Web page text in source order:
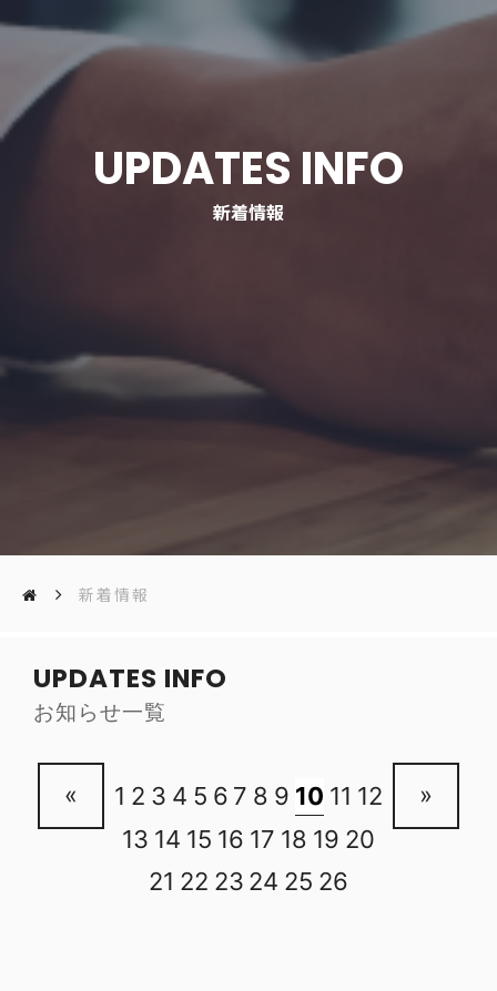
UPDATES INFO
新着情報
新着情報
UPDATES INFO
お知らせ一覧
« 1 2 3 4 5 6 7 8 9 10 11 12
13 14 15 16 17 18 19 20
21 22 23 24 25 26
»